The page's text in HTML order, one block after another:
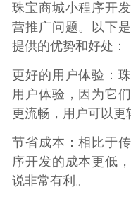
珠宝商城小程序开
营推广问题。以下
提供的优势和好处：
更好的用户体验：
用户体验，因为它
更流畅，用户可以更
节省成本：相比于
序开发的成本更低
说非常有利。